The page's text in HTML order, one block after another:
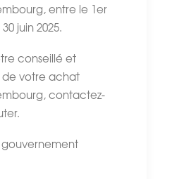
entre le 1er
juin 2025.
conseillé et
votre achat
contactez-
gouvernement